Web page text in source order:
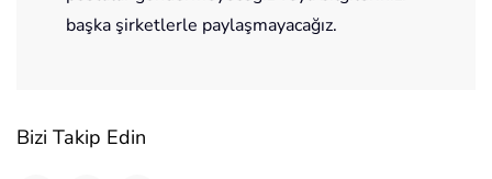
başka şirketlerle paylaşmayacağız.
Bizi Takip Edin